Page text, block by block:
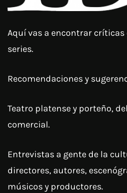
Aquí vas a encontrar críticas
series.
Recomendaciones y
Teatro platense y porteño,
comercial.
Entrevistas a gente de la
directores, autores,
músicos y productores.